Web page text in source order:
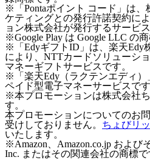
※「Pontaポイント コード」は
ケティングとの発行許諾契約に
ョン株式会社が発行するサービス
※Google Play は Google LLC の商
※「EdyギフトID」は、楽天Edy
により、NTTカードソリューシ
マネーギフトサービスです。
※「楽天Edy（ラクテンエディ）
ペイド型電子マネーサービスです
※本プロモーションは株式会社
す。
本プロモーションについてのお
受けしておりません。 ちょびリ
いたします。
※Amazon、Amazon.co.jp および
Inc. またはその関連会社の商標で